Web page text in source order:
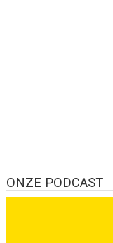
ONZE PODCAST